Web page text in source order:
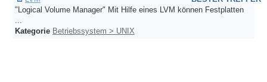
"Logical Volume Manager" Mit Hilfe eines LVM können Festplatten
...
Kategorie Betriebssystem > UNIX